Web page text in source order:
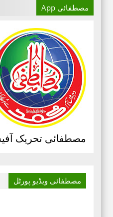
مصطفائی App
مصطفائی تحریک
مصطفائی ویڈیو پورٹل
آج کا دور
اور کسی بھی
نتائج کے لئے
انکار نہیں
علی عمران
آباد ڈویژن ۔
قاسم مصطفائی
پیغام بنام
اسکولز و
شمالی ،مورخہ 13 جولائی 2020 ۔۔۔